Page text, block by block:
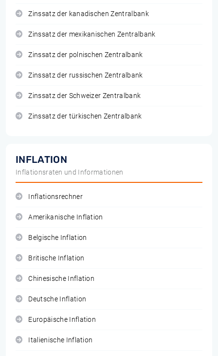
Zinssatz der kanadischen Zentralbank
Zinssatz der mexikanischen Zentralbank
Zinssatz der polnischen Zentralbank
Zinssatz der russischen Zentralbank
Zinssatz der Schweizer Zentralbank
Zinssatz der türkischen Zentralbank
INFLATION
Inflationsraten und Informationen
Inflationsrechner
Amerikanische Inflation
Belgische Inflation
Britische Inflation
Chinesische Inflation
Deutsche Inflation
Europäische Inflation
Italienische Inflation